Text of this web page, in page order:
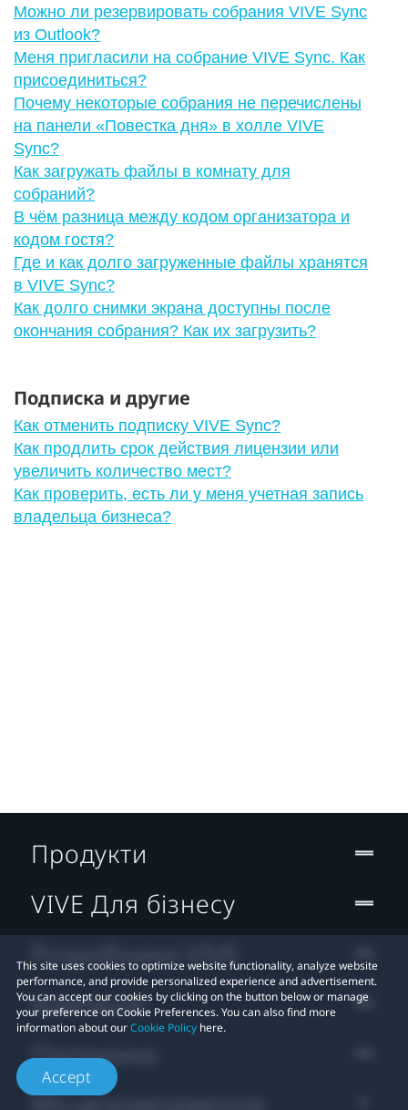
Можно ли резервировать собрания VIVE Sync
из Outlook?
Меня пригласили на собрание VIVE Sync. Как
присоединиться?
Почему некоторые собрания не перечислены
на панели «Повестка дня» в холле VIVE
Sync?
Как загружать файлы в комнату для
собраний?
В чём разница между кодом организатора и
кодом гостя?
Где и как долго загруженные файлы хранятся
в VIVE Sync?
Как долго снимки экрана доступны после
окончания собрания? Как их загрузить?
Подписка и другие
Как отменить подписку VIVE Sync?
Как продлить срок действия лицензии или
увеличить количество мест?
Как проверить, есть ли у меня учетная запись
владельца бизнеса?
This site uses cookies to optimize website functionality, analyze website
performance, and provide personalized experience and advertisement.
You can accept our cookies by clicking on the button below or manage
your preference on Cookie Preferences. You can also find more
information about ourCookie Policy here.
Accept
Продукти
VIVE Для бізнесу
Розробники VIVE
Компанія
Підтримка